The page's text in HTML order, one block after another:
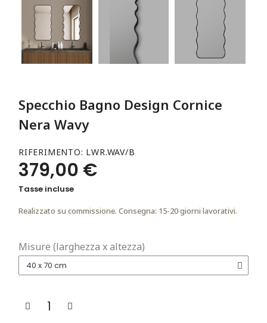
Specchio Bagno Design Cornice
Nera Wavy
RIFERIMENTO LWR.WAV/B
379,00 €
Tasse incluse
Realizzato su commissione. Consegna: 15-20 giorni lavorativi.
Misure (larghezza x altezza)